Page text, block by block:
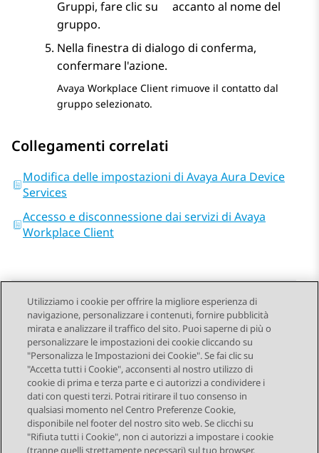
Gruppi, fare clic su
accanto al nome del
gruppo.
Nella finestra di dialogo di conferma,
confermare l'azione.
Avaya Workplace Client rimuove il contatto dal
gruppo selezionato.
Collegamenti correlati
Modifica delle impostazioni di Avaya Aura Device
Services
Accesso e disconnessione dai servizi di Avaya
Workplace Client
Send Feedback
Navigazione argomento
Argomento precedente Argomento successivo
STAY CONNECTED
Utilizziamo i cookie per offrire la migliore esperienza di
navigazione, personalizzare i contenuti, fornire pubblicità
mirata e analizzare il traffico del sito. Puoi saperne di più o
personalizzare le impostazioni dei cookie cliccando su
"Personalizza le Impostazioni dei Cookie". Se fai clic su
"Accetta tutti i Cookie", acconsenti al nostro utilizzo di
cookie di prima e terza parte e ci autorizzi a condividere i
dati con questi terzi. Potrai ritirare il tuo consenso in
qualsiasi momento nel Centro Preferenze Cookie,
disponibile nel footer del nostro sito web. Se clicchi su
"Rifiuta tutti i Cookie", non ci autorizzi a impostare i cookie
(tranne quelli strettamente necessari) sul tuo browser.